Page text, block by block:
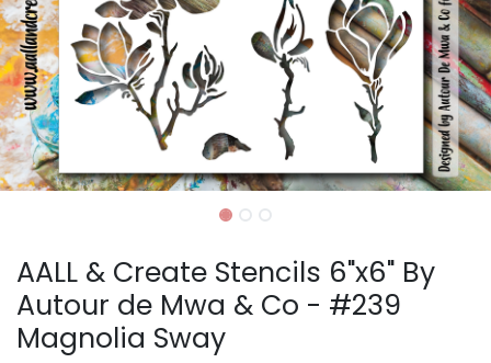
AALL & Create Stencils 6"x6" By
Autour de Mwa & Co - #239
Magnolia Sway